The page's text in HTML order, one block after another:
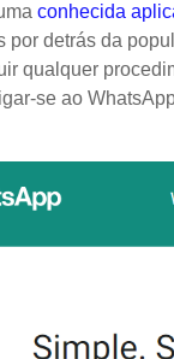
conhecida
por detrás da
qualquer
se ao